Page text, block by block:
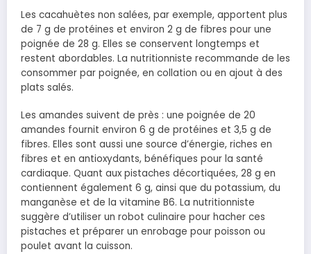
Les cacahuètes non salées, par exemple, apportent plus
de 7 g de protéines et environ 2 g de fibres pour une
poignée de 28 g. Elles se conservent longtemps et
restent abordables. La nutritionniste recommande de les
consommer par poignée, en collation ou en ajout à des
plats salés.
Les amandes suivent de près : une poignée de 20
amandes fournit environ 6 g de protéines et 3,5 g de
fibres. Elles sont aussi une source d’énergie, riches en
fibres et en antioxydants, bénéfiques pour la santé
cardiaque. Quant aux pistaches décortiquées, 28 g en
contiennent également 6 g, ainsi que du potassium, du
manganèse et de la vitamine B6. La nutritionniste
suggère d’utiliser un robot culinaire pour hacher ces
pistaches et préparer un enrobage pour poisson ou
poulet avant la cuisson.